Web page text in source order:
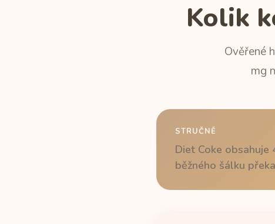
Kolik
Ověřené
mg
STRUČNĚ
Diet Coke
běžného šálku